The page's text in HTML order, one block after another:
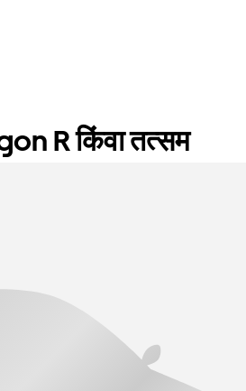
R किंवा तत्सम